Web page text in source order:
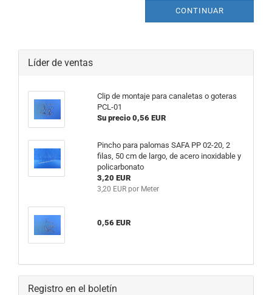
CONTINUAR
Líder de ventas
Clip de montaje para canaletas o goteras
PCL-01
Su precio 0,56 EUR
Pincho para palomas SAFA PP 02-20, 2
filas, 50 cm de largo, de acero inoxidable y
policarbonato
3,20 EUR
3,20 EUR por Meter
0,56 EUR
Registro en el boletín